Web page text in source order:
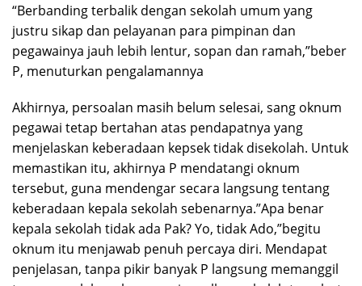
“Berbanding terbalik dengan sekolah umum yang
justru sikap dan pelayanan para pimpinan dan
pegawainya jauh lebih lentur, sopan dan ramah,”beber
P, menuturkan pengalamannya
Akhirnya, persoalan masih belum selesai, sang oknum
pegawai tetap bertahan atas pendapatnya yang
menjelaskan keberadaan kepsek tidak disekolah. Untuk
memastikan itu, akhirnya P mendatangi oknum
tersebut, guna mendengar secara langsung tentang
keberadaan kepala sekolah sebenarnya.”Apa benar
kepala sekolah tidak ada Pak? Yo, tidak Ado,”begitu
oknum itu menjawab penuh percaya diri. Mendapat
penjelasan, tanpa pikir banyak P langsung memanggil